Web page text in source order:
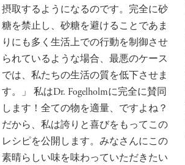
摂取するようになるのです。完全に砂
糖を禁止し、砂糖を避けることであま
りにも多く生活上での行動を制御させ
られているような場合、最悪のケース
では、私たちの生活の質を低下させま
す。」 私はDr. Fogelholmに完全に賛同
します！全ての物を適量、ですよね？
だから、私は誇りと喜びをもってこの
レシピを公開します。みなさんにこの
素晴らしい味を味わっていただきたい